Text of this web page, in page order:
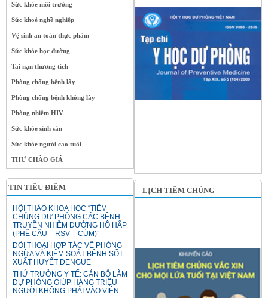
Sức khỏe môi trường
Sức khoẻ nghề nghiệp
Vệ sinh an toàn thực phẩm
Sức khỏe học đường
Tai nạn thương tích
Phòng chống bệnh lây
Phòng chống bệnh không lây
Phòng nhiễm HIV
Sức khỏe sinh sản
Sức khỏe người cao tuổi
THƯ CHÀO GIÁ
TIN TIÊU ĐIỂM
HỘI THẢO KHOA HỌC “TIÊM
CHỦNG DỰ PHÒNG CÁC BỆNH
TRUYỀN NHIỄM ĐƯỜNG HÔ HẤP
(PHẾ CẦU – RSV – CÚM)”
ĐỐI THOẠI HỢP TÁC VỀ PHÒNG
NGỪA VÀ KIỂM SOÁT BỆNH SỐT
XUẤT HUYẾT DENGUE
THỨ TRƯỞNG Y TẾ: CÁN BỘ LÀM
DỰ PHÒNG GIÚP HÀNG TRIỆU
NGƯỜI KHÔNG PHẢI VÀO VIỆN
LỊCH TIÊM CHỦNG